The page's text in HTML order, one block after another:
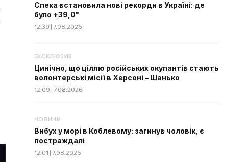
Спека встановила нові рекорди в Україні: де
було +39,0°
12:39 | 7.08.2026
ЕКСКЛЮЗИВ
Цинічно, що ціллю російських окупантів стають
волонтерські місії в Херсоні – Шанько
12:09 | 7.08.2026
НОВИНИ
Вибух у морі в Коблевому: загинув чоловік, є
постраждалі
12:01 | 7.08.2026